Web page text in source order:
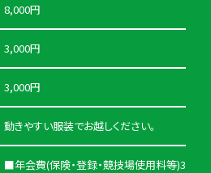
8,000円
3,000円
3,000円
動きやすい服装でお越しください。
■年会費(保険・登録・競技場使用料等)3